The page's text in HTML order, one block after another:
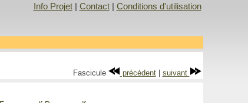
Info Projet| Contact| Conditions d'utilisation
Fascicule précédent| suivant